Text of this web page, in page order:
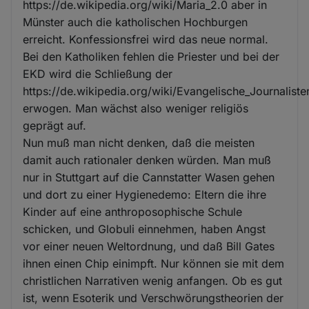
https://de.wikipedia.org/wiki/Maria_2.0 aber in
Münster auch die katholischen Hochburgen
erreicht. Konfessionsfrei wird das neue normal.
Bei den Katholiken fehlen die Priester und bei der
EKD wird die Schließung der
https://de.wikipedia.org/wiki/
erwogen. Man wächst also weniger religiös
geprägt auf.
Nun muß man nicht denken, daß die meisten
damit auch rationaler denken würden. Man muß
nur in Stuttgart auf die Cannstatter Wasen gehen
und dort zu einer Hygienedemo: Eltern die ihre
Kinder auf eine anthroposophische Schule
schicken, und Globuli einnehmen, haben Angst
vor einer neuen Weltordnung, und daß Bill Gates
ihnen einen Chip einimpft. Nur können sie mit dem
christlichen Narrativen wenig anfangen. Ob es gut
ist, wenn Esoterik und Verschwörungstheorien der